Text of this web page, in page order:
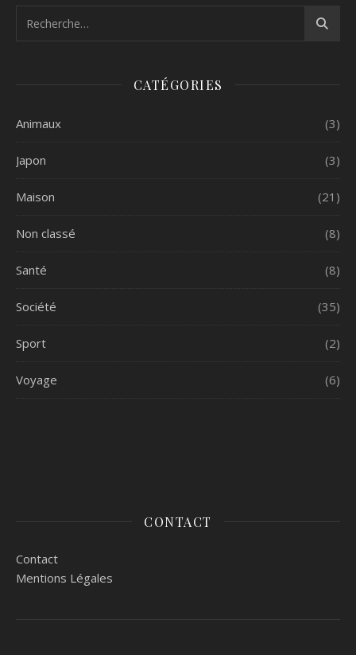
CATÉGORIES
Animaux (3)
Japon (3)
Maison (21)
Non classé (8)
Santé (8)
Société (35)
Sport (2)
Voyage (6)
CONTACT
Contact
Mentions Légales